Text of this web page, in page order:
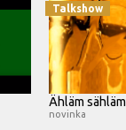
Talkshow
Ähläm sähläm
novinka